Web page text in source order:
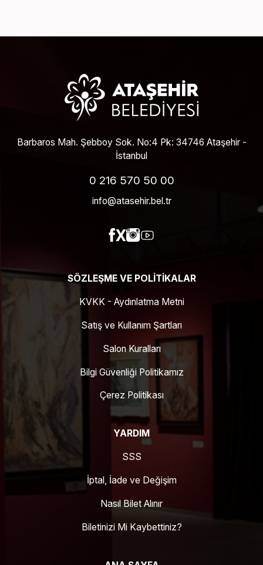
Barbaros Mah. Şebboy Sok. No:4 Pk: 34746 Ataşehir -
İstanbul
0 216 570 50 00
info@atasehir.bel.tr
SÖZLEŞME VE POLITIKALAR
KVKK - Aydınlatma Metni
Satış ve Kullanım Şartları
Salon Kuralları
Bilgi Güvenliği Politikamız
Çerez Politikası
YARDIM
SSS
İptal, İade ve Değişim
Nasıl Bilet Alınır
Biletinizi Mi Kaybettiniz?